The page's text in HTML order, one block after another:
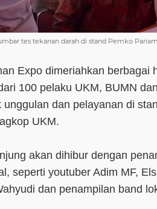
tes tekanan darah di stand Pemko
Expo dimeriahkan berbagai
100 pelaku UKM, BUMN
unggulan dan pelayanan di
UKM.
akan dihibur dengan
seperti youtuber Adim MF,
dan penampilan band